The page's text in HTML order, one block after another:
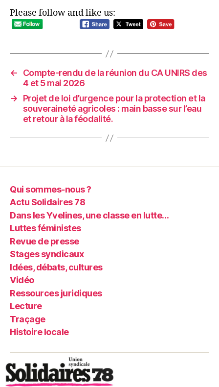
Please follow and like us:
←
Compte-rendu de la réunion du CA UNIRS des
4 et 5 mai 2026
→
Projet de loi d’urgence pour la protection et la
souveraineté agricoles : main basse sur l’eau
et retour à la féodalité.
Qui sommes-nous ?
Actu Solidaires 78
Dans les Yvelines, une classe en lutte…
Luttes féministes
Revue de presse
Stages syndicaux
Idées, débats, cultures
Vidéo
Ressources juridiques
Lecture
Traçage
Histoire locale